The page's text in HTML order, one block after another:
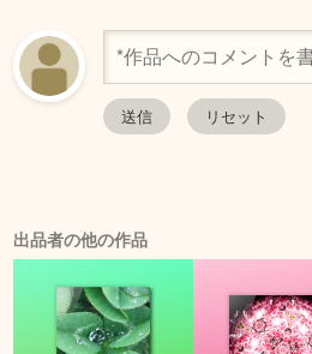
出品者の他の作品